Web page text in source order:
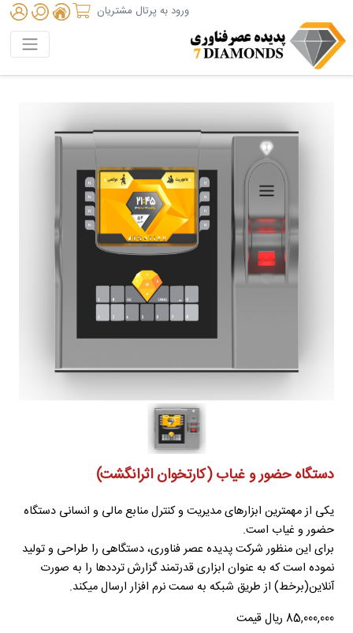
ورود به پرتال مشتریان
دستگاه حضور و غیاب (کارتخوان اثرانگشت)
یکی از مهمترین ابزارهای مدیریت و کنترل منابع مالی و انسانی دستگاه
حضور و غیاب است.
برای این منظور شرکت پدیده عصر فناوری، دستگاهی را طراحی و تولید
نموده است که به عنوان ابزاری قدرتمند گزارش ترددها را به صورت
آنلاین(برخط) از طریق شبکه به سمت نرم افزار ارسال میکند.
85,000,000 ریال قیمت